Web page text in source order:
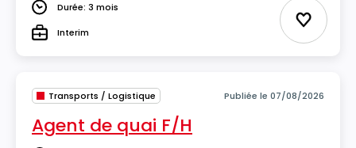
DuréeDurée: 3 mois
TypeInterim Ajouter
Transports / Logistique Publiée le 07/08/2026
Agent de quai F/H